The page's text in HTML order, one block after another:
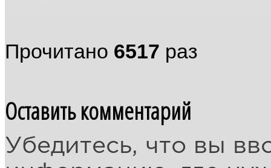
Прочитано 6517 раз
Оставить комментарий
Убедитесь, что вы